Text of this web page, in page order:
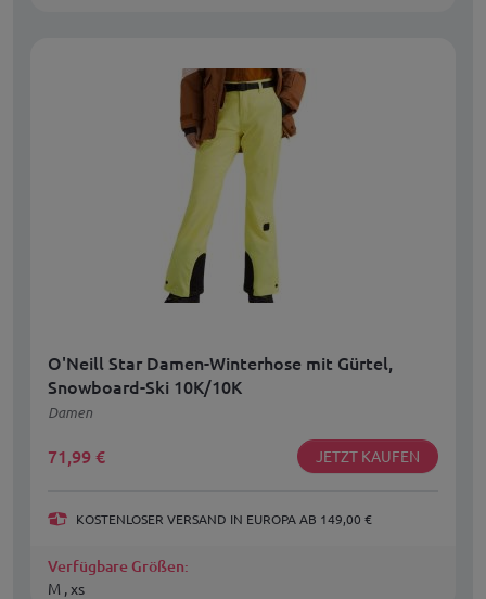
O'Neill Star Damen-Winterhose mit Gürtel,
Snowboard-Ski 10K/10K
Damen
71,99 € JETZT KAUFEN
KOSTENLOSER VERSAND IN EUROPA AB 149,00 €
Verfügbare Größen:
M , xs